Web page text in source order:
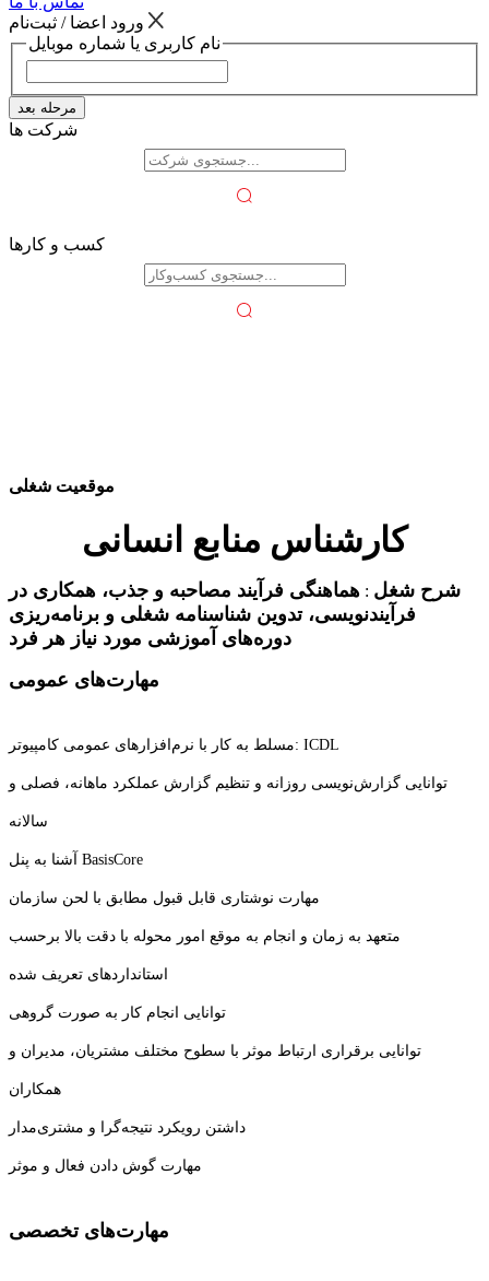
نام کاربری یا شماره موبایل
مرحله بعد
شرکت ها
کسب و کارها
موقعیت شغلی
کارشناس منابع انسانی
شرح شغل : هماهنگی فرآیند مصاحبه و جذب، همکاری در
فرآیندنویسی، تدوین شناسنامه شغلی و برنامه‌ریزی
دوره‌های آموزشی مورد نیاز هر فرد
مهارت‌های عمومی
مسلط به کار با نرم‌افزارهای عمومی کامپیوتر: ICDL
توانایی گزارش‌نویسی روزانه و تنظیم گزارش عملکرد ماهانه، فصلی و
سالانه
آشنا به پنل BasisCore
مهارت نوشتاری قابل قبول مطابق با لحن سازمان
متعهد به زمان و انجام به موقع امور محوله با دقت بالا برحسب
استانداردهای تعریف شده
توانایی انجام کار به صورت گروهی
توانایی برقراری ارتباط موثر با سطوح مختلف مشتریان، مدیران و
همکاران
داشتن رویکرد نتیجه‌گرا و مشتری‌مدار
مهارت گوش دادن فعال و موثر
مهارت‌های تخصصی